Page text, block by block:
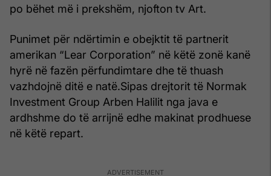
po bëhet më i prekshëm, njofton tv Art.
Punimet për ndërtimin e obejktit të partnerit
amerikan “Lear Corporation” në këtë zonë kanë
hyrë në fazën përfundimtare dhe të thuash
vazhdojnë ditë e natë.Sipas drejtorit të Normak
Investment Group Arben Halilit nga java e
ardhshme do të arrijnë edhe makinat prodhuese
në këtë repart.